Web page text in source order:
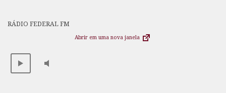
RÁDIO FEDERAL FM
Abrir em uma nova janela